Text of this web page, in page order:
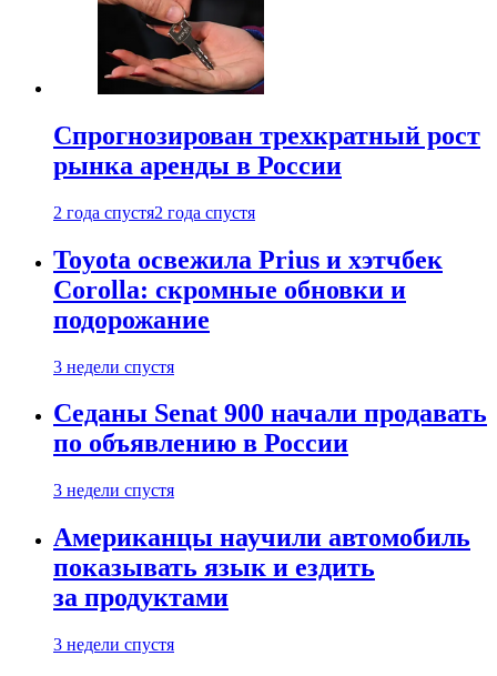
Спрогнозирован трехкратный рост
рынка аренды в России
2 года спустя2 года спустя
Toyota освежила Prius и хэтчбек
Corolla: скромные обновки и
подорожание
3 недели спустя
Седаны Senat 900 начали продавать
по объявлению в России
3 недели спустя
Американцы научили автомобиль
показывать язык и ездить
за продуктами
3 недели спустя